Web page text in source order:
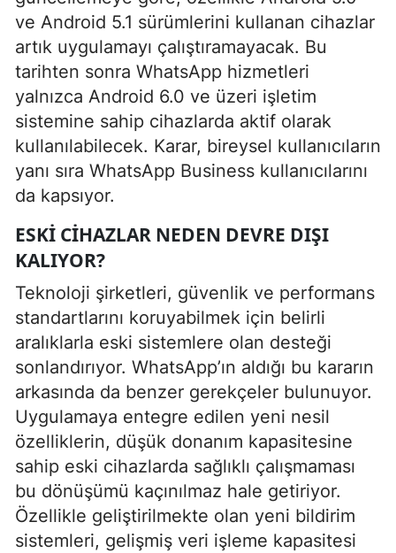
ve Android 5.1 sürümlerini kullanan cihazlar
artık uygulamayı çalıştıramayacak. Bu
tarihten sonra WhatsApp hizmetleri
yalnızca Android 6.0 ve üzeri işletim
sistemine sahip cihazlarda aktif olarak
kullanılabilecek. Karar, bireysel kullanıcıların
yanı sıra WhatsApp Business kullanıcılarını
da kapsıyor.
ESKI CIHAZLAR NEDEN DEVRE DIŞI
KALIYOR?
Teknoloji şirketleri, güvenlik ve performans
standartlarını koruyabilmek için belirli
aralıklarla eski sistemlere olan desteği
sonlandırıyor. WhatsApp’ın aldığı bu kararın
arkasında da benzer gerekçeler bulunuyor.
Uygulamaya entegre edilen yeni nesil
özelliklerin, düşük donanım kapasitesine
sahip eski cihazlarda sağlıklı çalışmaması
bu dönüşümü kaçınılmaz hale getiriyor.
Özellikle geliştirilmekte olan yeni bildirim
sistemleri, gelişmiş veri işleme kapasitesi